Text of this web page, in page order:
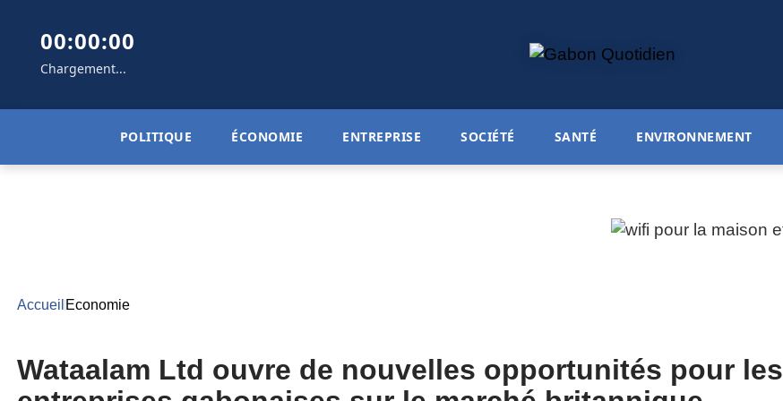
00:00:00
Chargement...
POLITIQUE ÉCONOMIE ENTREPRISE SOCIÉTÉ SANTÉ ENVIRONNEMENT
Accueil Economie
Wataalam Ltd ouvre de nouvelles opportunités pour les